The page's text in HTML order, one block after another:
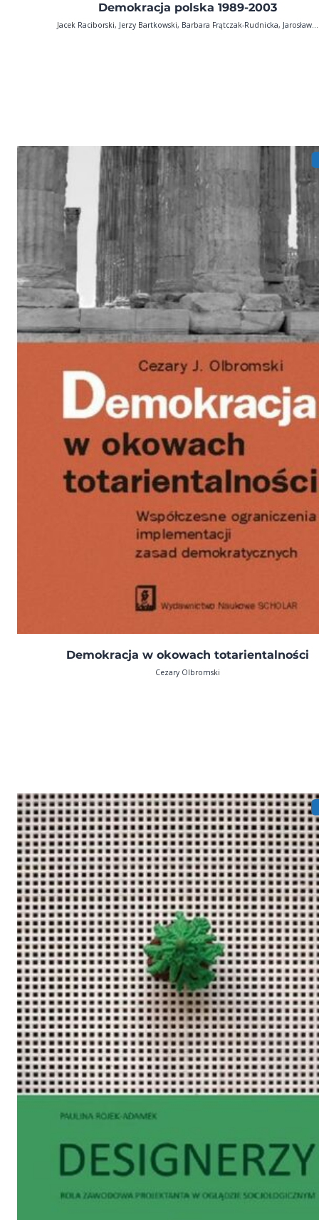
Demokracja polska 1989-2003
Jacek Raciborski, Jerzy Bartkowski, Barbara Frątczak-Rudnicka, Jarosław...
Demokracja w okowach totarientalności
Cezary Olbromski